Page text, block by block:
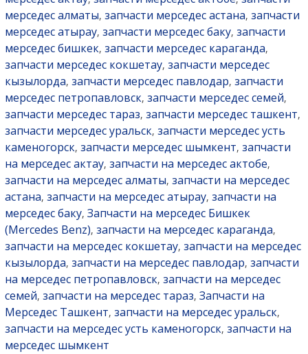
мерседес алматы, запчасти мерседес астана, запчасти
мерседес атырау, запчасти мерседес баку, запчасти
мерседес бишкек, запчасти мерседес караганда,
запчасти мерседес кокшетау, запчасти мерседес
кызылорда, запчасти мерседес павлодар, запчасти
мерседес петропавловск, запчасти мерседес семей,
запчасти мерседес тараз, запчасти мерседес ташкент,
запчасти мерседес уральск, запчасти мерседес усть
каменогорск, запчасти мерседес шымкент, запчасти
на мерседес актау, запчасти на мерседес актобе,
запчасти на мерседес алматы, запчасти на мерседес
астана, запчасти на мерседес атырау, запчасти на
мерседес баку, Запчасти на мерседес Бишкек
(Mercedes Benz), запчасти на мерседес караганда,
запчасти на мерседес кокшетау, запчасти на мерседес
кызылорда, запчасти на мерседес павлодар, запчасти
на мерседес петропавловск, запчасти на мерседес
семей, запчасти на мерседес тараз, Запчасти на
Мерседес Ташкент, запчасти на мерседес уральск,
запчасти на мерседес усть каменогорск, запчасти на
мерседес шымкент